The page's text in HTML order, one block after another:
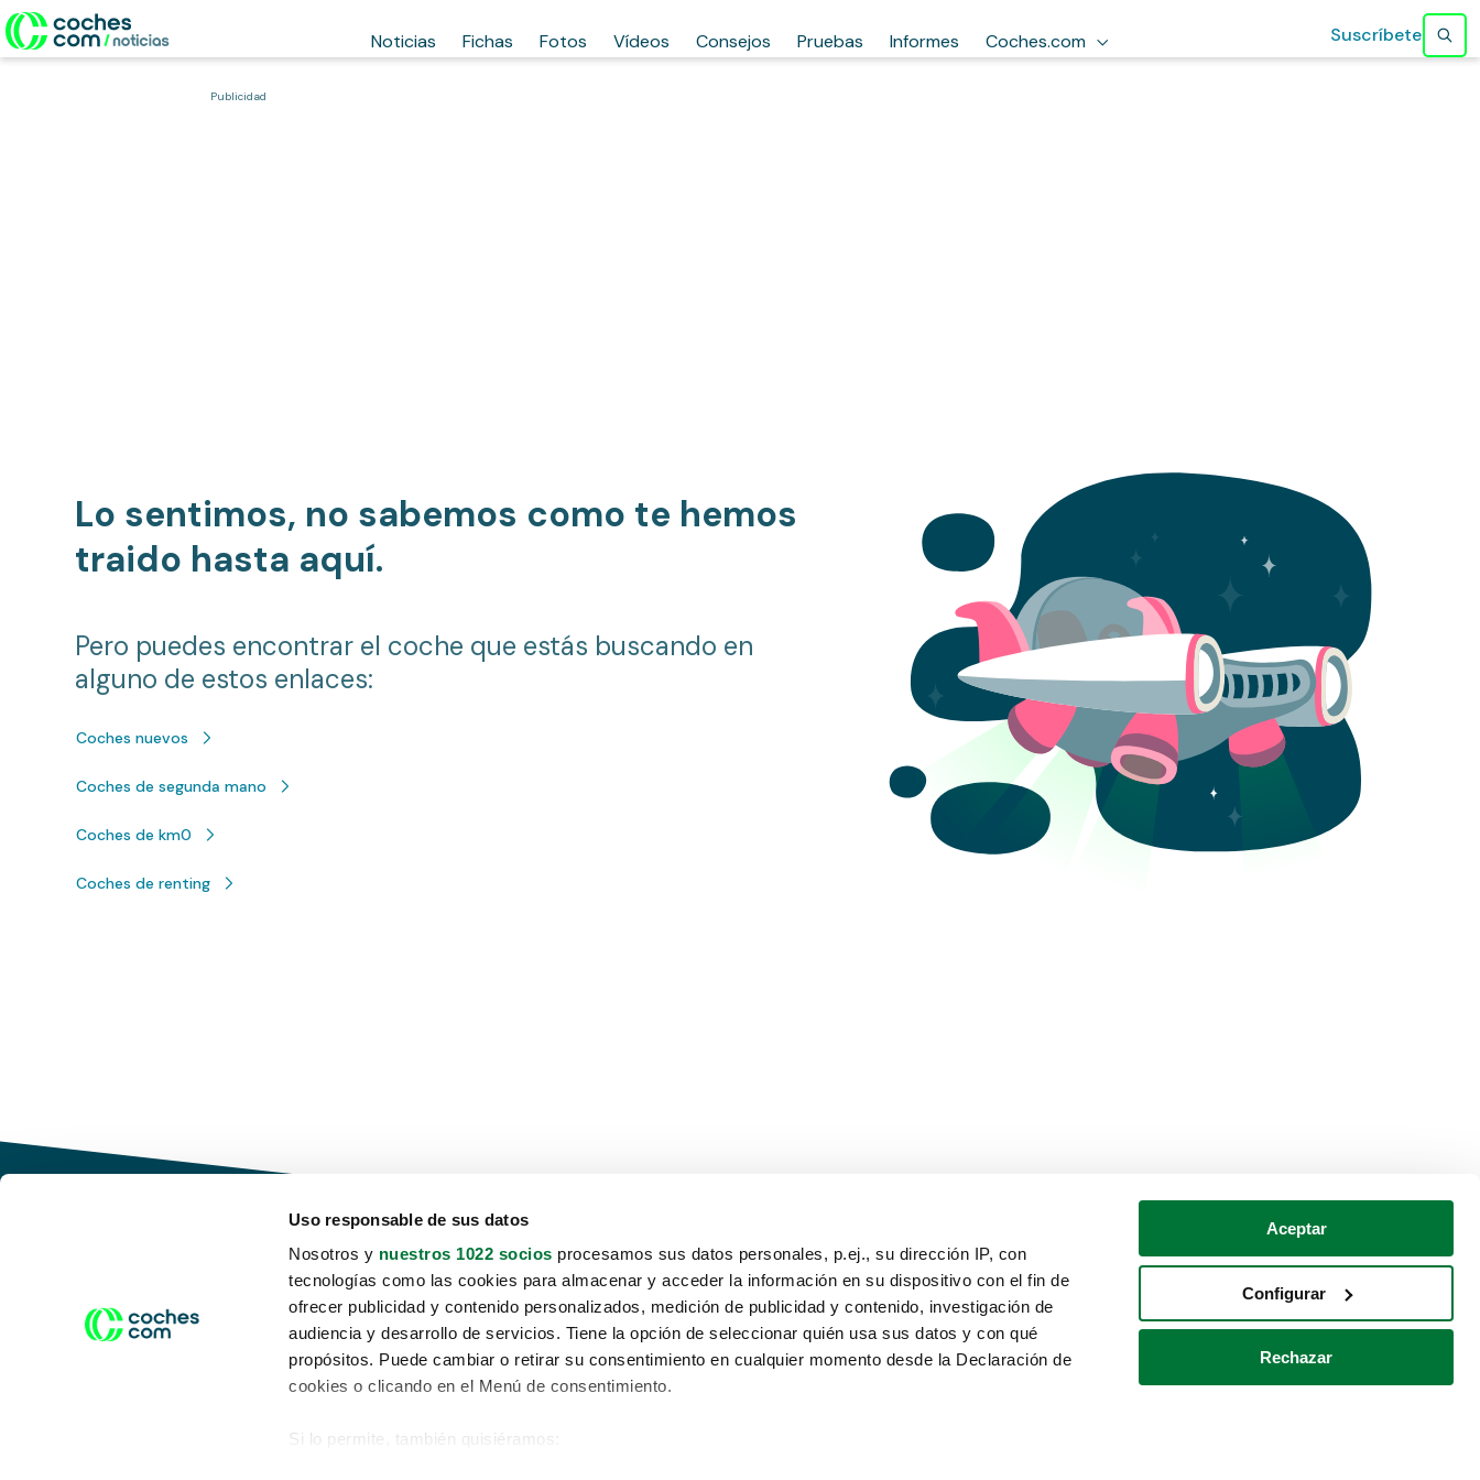
Uso responsable de sus datos
Nosotros y nuestros 1022 socios procesamos sus datos personales, p.ej., su dirección IP, con
tecnologías como las cookies para almacenar y acceder la información en su dispositivo con el fin de
ofrecer publicidad y contenido personalizados, medición de publicidad y contenido, investigación de
audiencia y desarrollo de servicios. Tiene la opción de seleccionar quién usa sus datos y con qué
propósitos. Puede cambiar o retirar su consentimiento en cualquier momento desde la Declaración de
cookies o clicando en el Menú de consentimiento.
Si lo permite, también quisiéramos:
Aceptar
Configurar
Rechazar
Noticias Fichas Fotos Vídeos Consejos Pruebas Informes Coches.com Suscríbete
Publicidad
Lo sentimos, no sabemos como te hemos
traido hasta aquí.
Pero puedes encontrar el coche que estás buscando en
alguno de estos enlaces:
Coches nuevos
Coches de segunda mano
Coches de km0
Coches de renting
Conduce tu futuro,
desata tu movilidad